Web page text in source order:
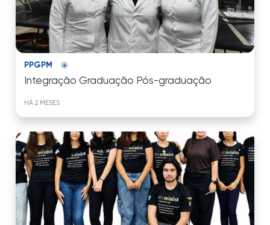
PPGPM
Integração Graduação Pós-graduação
HÁ 2 MESES